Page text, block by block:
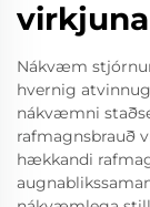
Nákvæm
hvernig
nákvæmni
rafmagnsbrauð
hækkandi